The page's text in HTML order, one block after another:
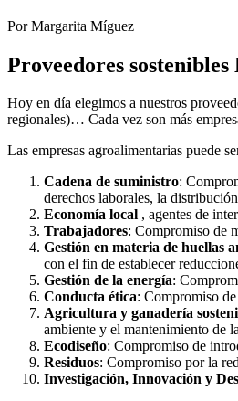
Por Margarita Míguez
Proveedores
Hoy en día elegimos a nuestros
regionales)… Cada vez son más
Las empresas agroalimentarias puede
Cadena de suministro:
derechos laborales, la
Economía local , agentes de
Trabajadores: Compromiso de
Gestión en materia de huellas
con el fin de establecer
Gestión de la energía:
Conducta ética: Compromiso
Agricultura y ganadería
ambiente y el mantenimiento de
Ecodiseño: Compromiso de
Residuos: Compromiso por la
Investigación, Innovación y